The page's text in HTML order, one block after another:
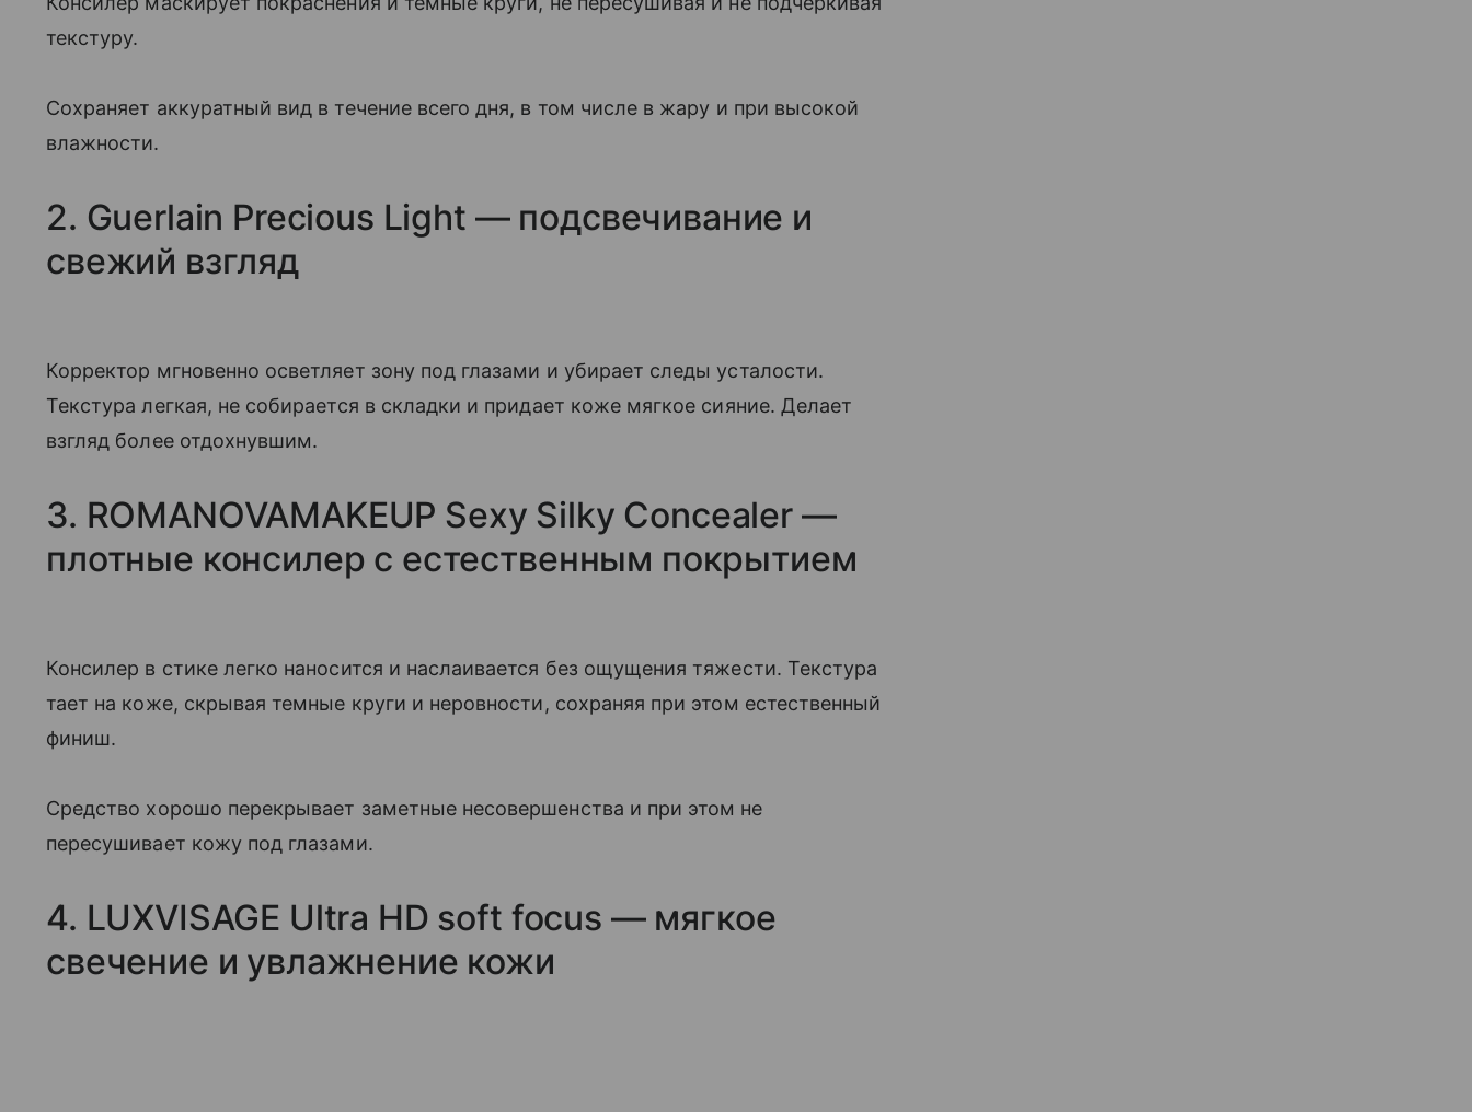
текстуру.
Сохраняет аккуратный вид в течение всего дня, в том числе в жару и при высокой
влажности.
2. Guerlain Precious Light — подсвечивание и
свежий взгляд
Корректор мгновенно осветляет зону под глазами и убирает следы усталости.
Текстура легкая, не собирается в складки и придает коже мягкое сияние. Делает
взгляд более отдохнувшим.
3. ROMANOVAMAKEUP Sexy Silky Concealer —
плотные консилер с естественным покрытием
Консилер в стике легко наносится и наслаивается без ощущения тяжести. Текстура
тает на коже, скрывая темные круги и неровности, сохраняя при этом естественный
финиш.
Средство хорошо перекрывает заметные несовершенства и при этом не
пересушивает кожу под глазами.
4. LUXVISAGE Ultra HD soft focus — мягкое
свечение и увлажнение кожи